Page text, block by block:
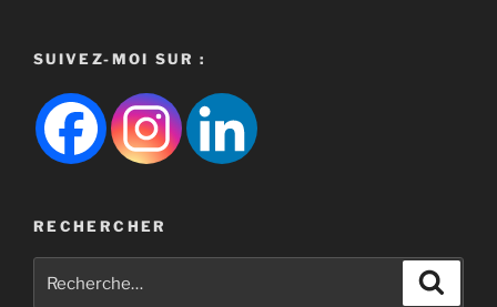
SUIVEZ-MOI SUR :
RECHERCHER
pour